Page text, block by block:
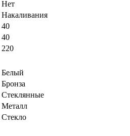
Нет
Накаливания
40
40
220
Белый
Бронза
Стеклянные
Металл
Стекло